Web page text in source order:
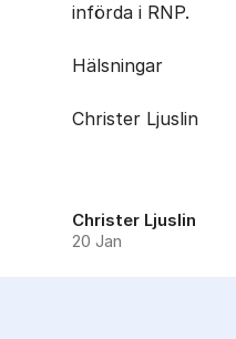
införda i RNP.
Hälsningar
Christer Ljuslin
Christer Ljuslin
20 Jan